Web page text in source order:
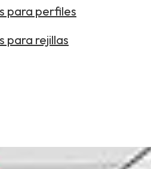
para perfiles
para rejillas